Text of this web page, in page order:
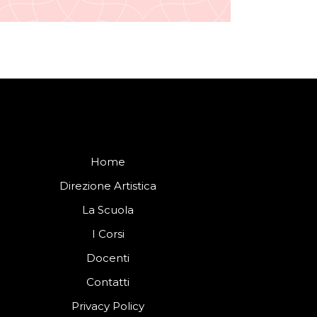
Home
Direzione Artistica
La Scuola
I Corsi
Docenti
Contatti
Privacy Policy